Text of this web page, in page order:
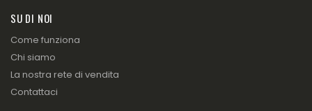
SU DI NOI
Come funziona
Chi siamo
La nostra rete di vendita
Contattaci